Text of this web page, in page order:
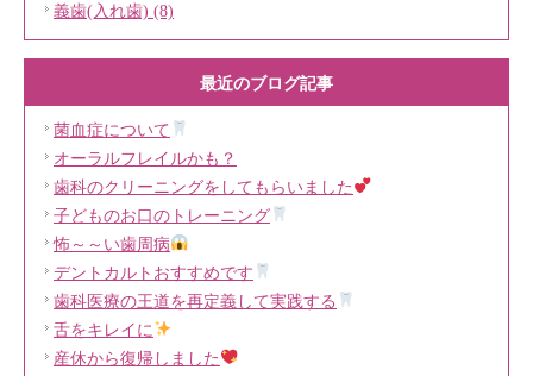
義歯(入れ歯) (8)
最近のブログ記事
菌血症について
オーラルフレイルかも？
歯科のクリーニングをしてもらいました
子どものお口のトレーニング
怖～～い歯周病
デントカルトおすすめです
歯科医療の王道を再定義して実践する
舌をキレイに
産休から復帰しました